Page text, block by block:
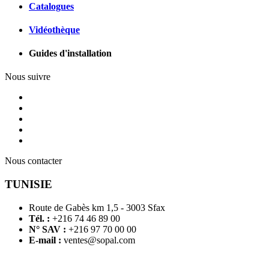
Catalogues
Vidéothèque
Guides d'installation
Nous suivre
Nous contacter
TUNISIE
Route de Gabès km 1,5 - 3003 Sfax
Tél. : +216 74 46 89 00
N° SAV : +216 97 70 00 00
E-mail : ventes@sopal.com